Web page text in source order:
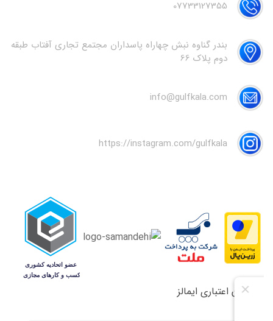
07733127355
بندر گناوه نبش چهاراه پاسداران مجتمع تجاری آفتاب طبقه
دوم پلاک 66
info@gulfkala.com
https://instagram.com/gulfkala